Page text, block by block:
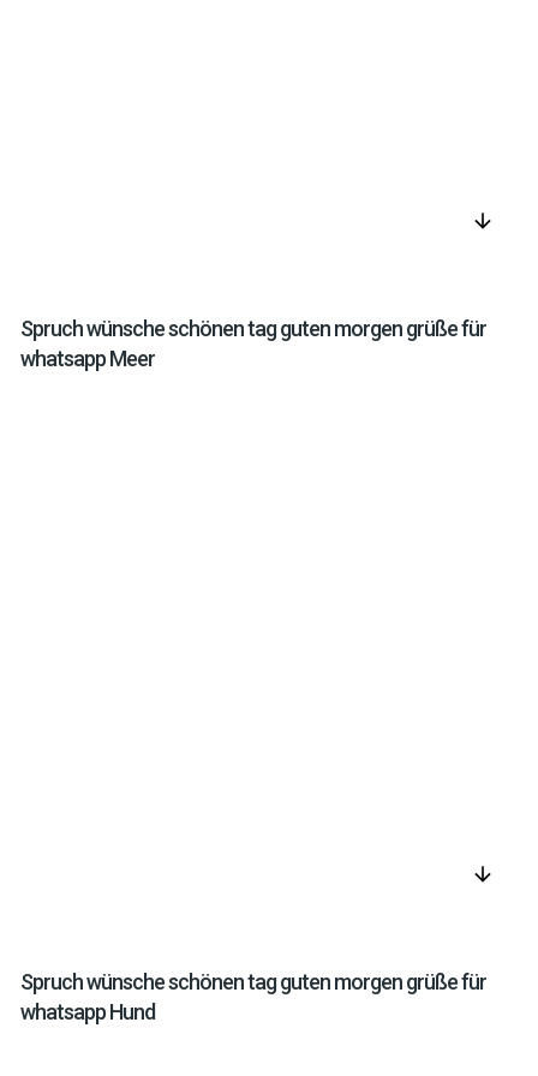
arrow_downward
Spruch wünsche schönen tag guten morgen grüße für
whatsapp Meer
arrow_downward
Spruch wünsche schönen tag guten morgen grüße für
whatsapp Hund